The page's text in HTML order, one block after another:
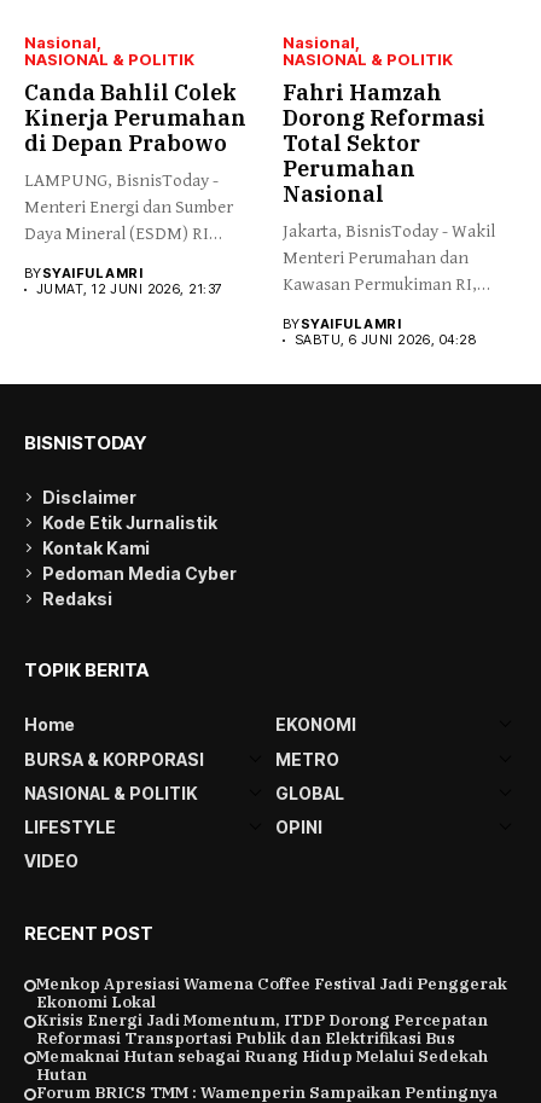
Nasional
NASIONAL & POLITIK
Canda Bahlil Colek
Kinerja Perumahan
di Depan Prabowo
LAMPUNG, BisnisToday -
Menteri Energi dan Sumber
Daya Mineral (ESDM) RI
BYSYAIFUL AMRI
JUMAT, 12 JUNI 2026, 21:37
Nasional
NASIONAL & POLITIK
Fahri Hamzah
Dorong Reformasi
Total Sektor
Perumahan
Nasional
Jakarta, BisnisToday - Wakil
Menteri Perumahan dan
Kawasan Permukiman RI,
BYSYAIFUL AMRI
SABTU, 6 JUNI 2026, 04:28
BISNISTODAY
Disclaimer
Kode Etik Jurnalistik
Kontak Kami
Pedoman Media Cyber
Redaksi
TOPIK BERITA
Home
EKONOMI
BURSA & KORPORASI
METRO
NASIONAL & POLITIK
GLOBAL
LIFESTYLE
OPINI
VIDEO
RECENT POST
Menkop Apresiasi Wamena Coffee Festival Jadi Penggerak
Ekonomi Lokal
Krisis Energi Jadi Momentum, ITDP Dorong Percepatan
Reformasi Transportasi Publik dan Elektrifikasi Bus
Memaknai Hutan sebagai Ruang Hidup Melalui Sedekah
Hutan
Forum BRICS TMM : Wamenperin Sampaikan Pentingnya